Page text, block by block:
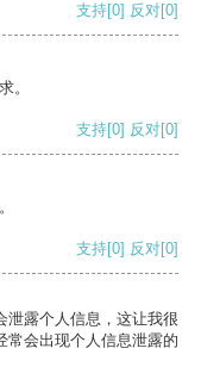
支持[0] 反对[0]
。
支持[0] 反对[0]
支持[0] 反对[0]
泄露个人信息，这让我很
常会出现个人信息泄露的